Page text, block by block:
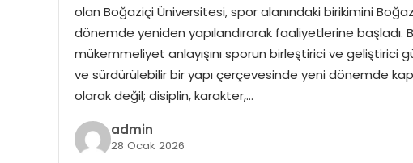
olan Boğaziçi Üniversitesi, spor alanındaki birikimini
dönemde yeniden yapılandırarak faaliyetlerine başladı.
mükemmeliyet anlayışını sporun birleştirici ve geliştirici
ve sürdürülebilir bir yapı çerçevesinde yeni dönemde
olarak değil; disiplin, karakter,…
admin
28 Ocak 2026